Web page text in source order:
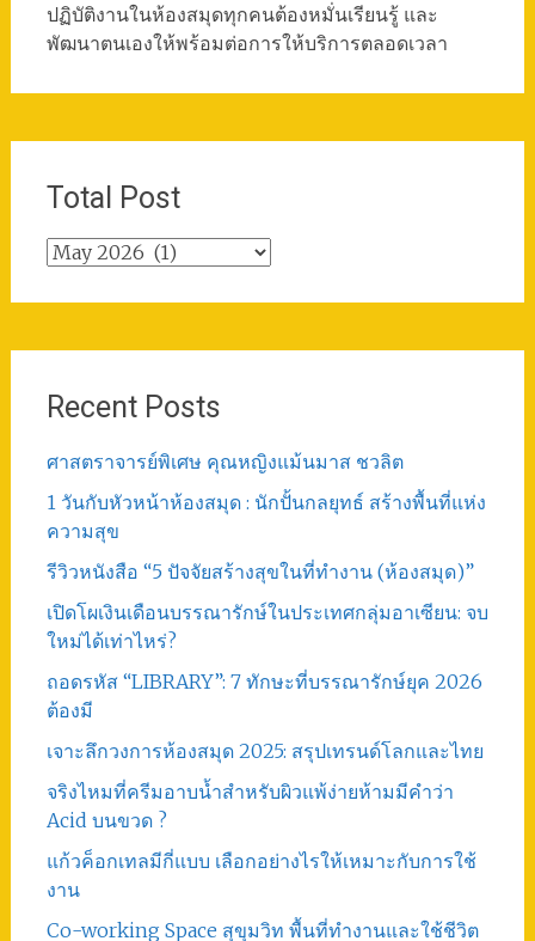
ปฏิบัติงานในห้องสมุดทุกคนต้องหมั่นเรียนรู้ และ
พัฒนาตนเองให้พร้อมต่อการให้บริการตลอดเวลา
Total Post
Total
Recent Posts
ศาสตราจารย์พิเศษ คุณหญิงแม้นมาส ชวลิต
1 วันกับหัวหน้าห้องสมุด : นักปั้นกลยุทธ์ สร้างพื้นที่แห่ง
ความสุข
รีวิวหนังสือ “5 ปัจจัยสร้างสุขในที่ทำงาน (ห้องสมุด)”
เปิดโผเงินเดือนบรรณารักษ์ในประเทศกลุ่มอาเซียน: จบ
ใหม่ได้เท่าไหร่?
ถอดรหัส “LIBRARY”: 7 ทักษะที่บรรณารักษ์ยุค 2026
ต้องมี
เจาะลึกวงการห้องสมุด 2025: สรุปเทรนด์โลกและไทย
จริงไหมที่ครีมอาบน้ำสำหรับผิวแพ้ง่ายห้ามมีคำว่า
Acid บนขวด ?
แก้วค็อกเทลมีกี่แบบ เลือกอย่างไรให้เหมาะกับการใช้
งาน
Co-working Space สุขุมวิท พื้นที่ทำงานและใช้ชีวิต